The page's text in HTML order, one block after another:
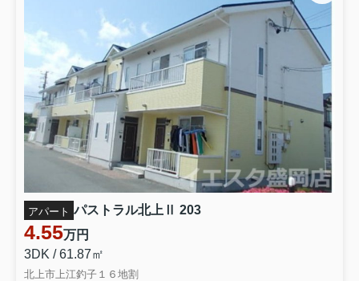
アパート パストラル北上Ⅱ 203
4.55万円
3DK / 61.87㎡
北上市上江釣子１６地割